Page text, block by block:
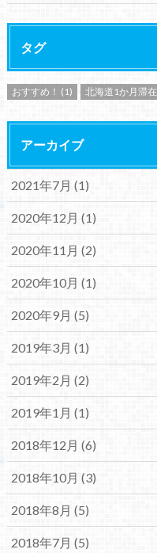
タグ
おすすめ！ (1) 北海道1か月滞在
アーカイブ
2021年7月 (1)
2020年12月 (1)
2020年11月 (2)
2020年10月 (1)
2020年9月 (5)
2019年3月 (1)
2019年2月 (2)
2019年1月 (1)
2018年12月 (6)
2018年10月 (3)
2018年8月 (5)
2018年7月 (5)